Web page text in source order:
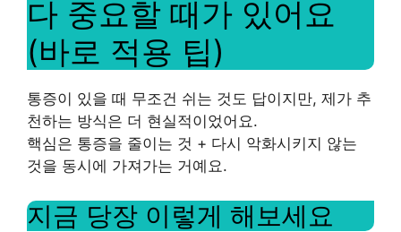
다 중요할 때가 있어요
(바로 적용 팁)
통증이 있을 때 무조건 쉬는 것도 답이지만, 제가 추
천하는 방식은 더 현실적이었어요.
핵심은 통증을 줄이는 것 + 다시 악화시키지 않는
것을 동시에 가져가는 거예요.
지금 당장 이렇게 해보세요